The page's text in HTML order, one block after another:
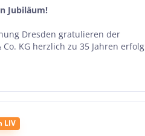
Jubiläum!
Dresden gratulieren der
KG herzlich zu 35 Jahren
LIV